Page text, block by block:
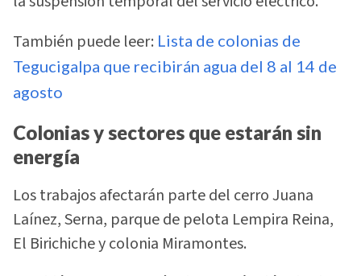
También puede leer: Lista de colonias de
Tegucigalpa que recibirán agua del 8 al 14 de
agosto
Colonias y sectores que estarán sin
energía
Los trabajos afectarán parte del cerro Juana
Laínez, Serna, parque de pelota Lempira Reina,
El Birichiche y colonia Miramontes.